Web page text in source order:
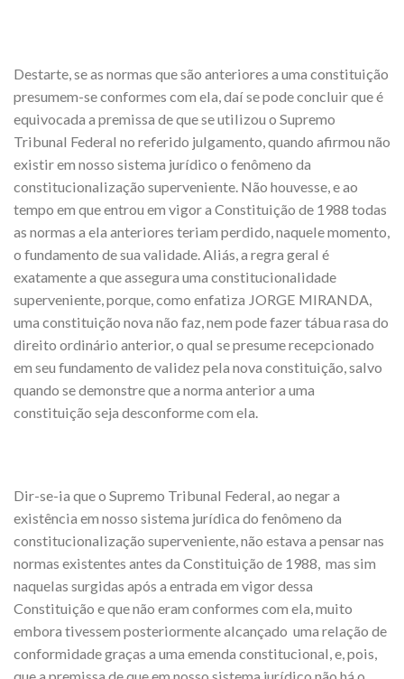
Destarte, se as normas que são anteriores a uma constituição
presumem-se conformes com ela, daí se pode concluir que é
equivocada a premissa de que se utilizou o Supremo
Tribunal Federal no referido julgamento, quando afirmou não
existir em nosso sistema jurídico o fenômeno da
constitucionalização superveniente. Não houvesse, e ao
tempo em que entrou em vigor a Constituição de 1988 todas
as normas a ela anteriores teriam perdido, naquele momento,
o fundamento de sua validade. Aliás, a regra geral é
exatamente a que assegura uma constitucionalidade
superveniente, porque, como enfatiza JORGE MIRANDA,
uma constituição nova não faz, nem pode fazer tábua rasa do
direito ordinário anterior, o qual se presume recepcionado
em seu fundamento de validez pela nova constituição, salvo
quando se demonstre que a norma anterior a uma
constituição seja desconforme com ela.
Dir-se-ia que o Supremo Tribunal Federal, ao negar a
existência em nosso sistema jurídica do fenômeno da
constitucionalização superveniente, não estava a pensar nas
normas existentes antes da Constituição de 1988, mas sim
naquelas surgidas após a entrada em vigor dessa
Constituição e que não eram conformes com ela, muito
embora tivessem posteriormente alcançado uma relação de
conformidade graças a uma emenda constitucional, e, pois,